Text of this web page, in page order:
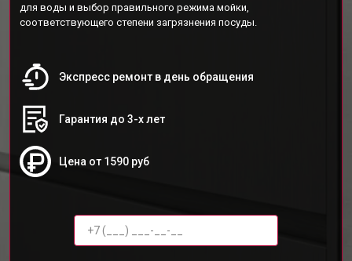
для воды и выбор правильного режима мойки,
соответствующего степени загрязнения посуды.
Экспресс ремонт в день обращения
Гарантия до 3-х лет
Цена от 1590 руб